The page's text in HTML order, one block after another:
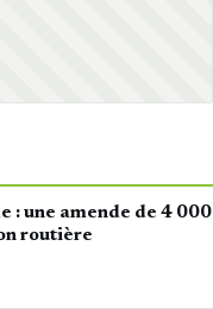
: une amende de 4 000
routière